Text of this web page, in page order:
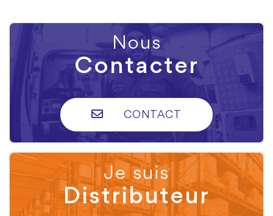
Nous
Contacter
CONTACT
Je suis
Distributeur